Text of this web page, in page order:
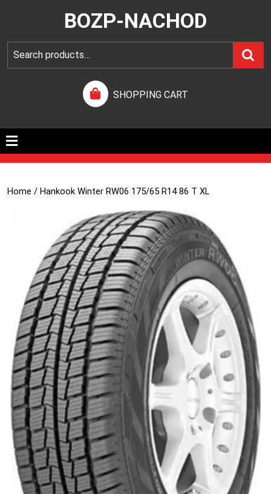
BOZP-NACHOD
SHOPPING CART
Home / Hankook Winter RW06 175/65 R14 86 T XL